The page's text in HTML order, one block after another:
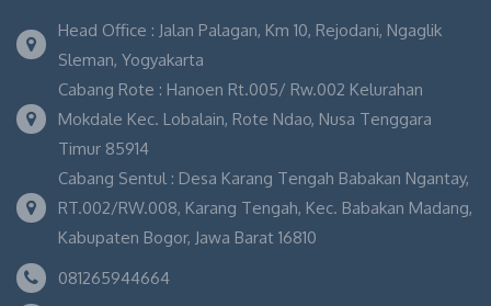
Head Office : Jalan Palagan, Km 10, Rejodani, Ngaglik
Sleman, Yogyakarta
Cabang Rote : Hanoen Rt.005/ Rw.002 Kelurahan
Mokdale Kec. Lobalain, Rote Ndao, Nusa Tenggara
Timur 85914
Cabang Sentul : Desa Karang Tengah Babakan Ngantay,
RT.002/RW.008, Karang Tengah, Kec. Babakan Madang,
Kabupaten Bogor, Jawa Barat 16810
081265944664